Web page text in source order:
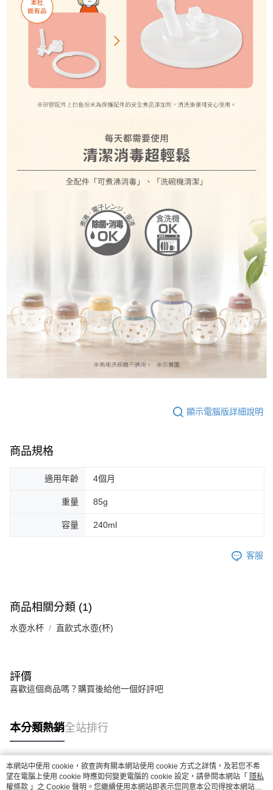
顯示電腦版詳細說明
商品規格
適用年齡 4個月
重量 85g
容量 240ml
客服
商品相關分類 (1)
水壺水杯 直飲式水壺(杯)
評價
喜歡這個商品嗎？購買後給他一個好評吧
本分類熱銷全站排行
熱門標籤
本網站中使用 cookie，欲查詢有關本網站使用 cookie 方式之詳情，及若您不希
望在電腦上使用 cookie 時應如何變更電腦的 cookie 設定，請參閱本網站「 隱私
權條款 」之 Cookie 聲明。您繼續使用本網站即表示您同意本公司得按本網站使